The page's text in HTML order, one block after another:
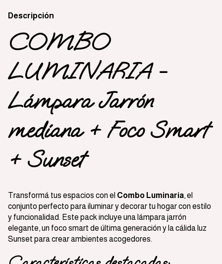
Descripción
COMBO
LUMINARIA -
Lámpara Jarrón
mediana + Foco Smart
+ Sunset
Transformá tus espacios con el Combo Luminaria, el
conjunto perfecto para iluminar y decorar tu hogar con estilo
y funcionalidad. Este pack incluye una lámpara jarrón
elegante, un foco smart de última generación y la cálida luz
Sunset para crear ambientes acogedores.